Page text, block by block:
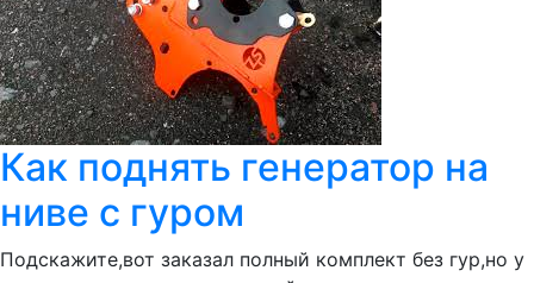
Как поднять генератор на
ниве с гуром
Подскажите,вот заказал полный комплект без гур,но у